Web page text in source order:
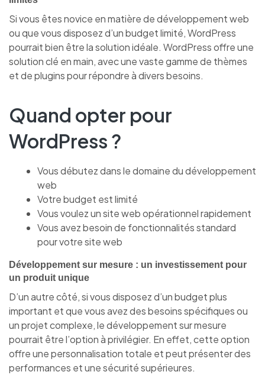
Si vous êtes novice en matière de développement web
ou que vous disposez d’un budget limité, WordPress
pourrait bien être la solution idéale. WordPress offre une
solution clé en main, avec une vaste gamme de thèmes
et de plugins pour répondre à divers besoins.
Quand opter pour
WordPress ?
Vous débutez dans le domaine du développement
web
Votre budget est limité
Vous voulez un site web opérationnel rapidement
Vous avez besoin de fonctionnalités standard
pour votre site web
Développement sur mesure : un investissement pour
un produit unique
D’un autre côté, si vous disposez d’un budget plus
important et que vous avez des besoins spécifiques ou
un projet complexe, le développement sur mesure
pourrait être l’option à privilégier. En effet, cette option
offre une personnalisation totale et peut présenter des
performances et une sécurité supérieures.